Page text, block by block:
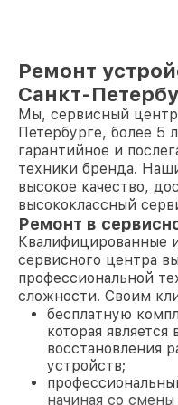
Ремонт
Санкт-
Мы, сервисный
Петербурге, более 5
гарантийное и
техники бренда.
высокое качество,
высококлассный
Ремонт в
Квалифицированные
сервисного центра
профессиональной
сложности. Своим
бесплатную
которая
восстановления
устройств;
начиная со